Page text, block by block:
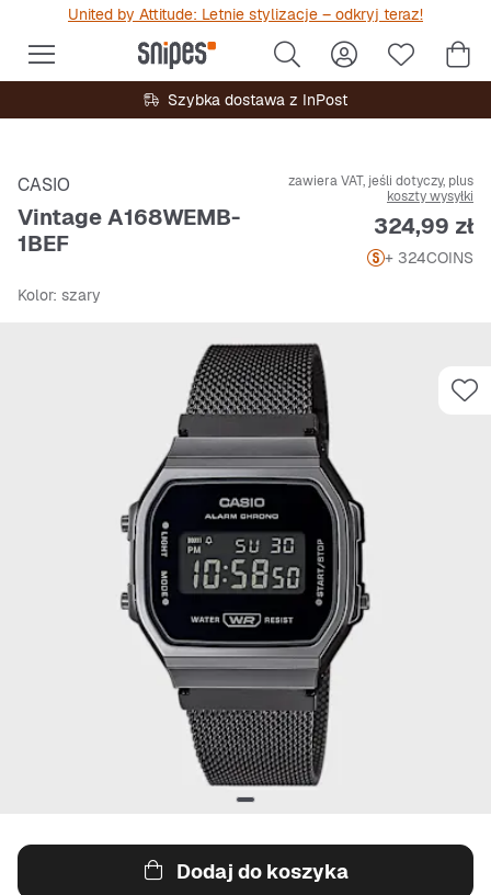
United by Attitude: Letnie stylizacje – odkryj teraz!
Szybka dostawa z InPost
CASIO
Vintage A168WEMB-
1BEF
zawiera VAT, jeśli dotyczy, plus
koszty wysyłki
Cena
324,99 zł
+ 324COINS
Kolor: szary
Dodaj do koszyka